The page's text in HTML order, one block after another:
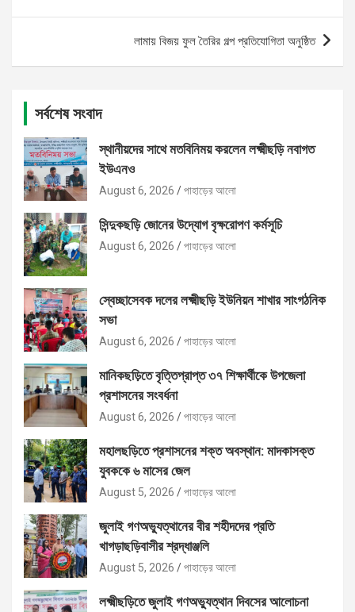
লামায় বিজয় ফুল তৈরির গল্প প্রতিযোগিতা অনুষ্ঠিত
সর্বশেষ সংবাদ
স্থানীয়দের সাথে মতবিনিময় করলেন লক্ষ্মীছড়ি নবাগত
ইউএনও
August 6, 2026 পাহাড়ের আলো
সিন্দুকছড়ি জোনের উদ্যোগ বৃক্ষরোপণ কর্মসূচি
August 6, 2026 পাহাড়ের আলো
স্বেচ্ছাসেবক দলের লক্ষ্মীছড়ি ইউনিয়ন শাখার সাংগঠনিক
সভা
August 6, 2026 পাহাড়ের আলো
মানিকছড়িতে বৃত্তিপ্রাপ্ত ৩৭ শিক্ষার্থীকে উপজেলা
প্রশাসনের সংবর্ধনা
August 6, 2026 পাহাড়ের আলো
মহালছড়িতে প্রশাসনের শক্ত অবস্থান: মাদকাসক্ত
যুবককে ৬ মাসের জেল
August 5, 2026 পাহাড়ের আলো
জুলাই গণঅভ্যুত্থানের বীর শহীদদের প্রতি
খাগড়াছড়িবাসীর শ্রদ্ধাঞ্জলি
August 5, 2026 পাহাড়ের আলো
লক্ষ্মীছড়িতে জুলাই গণঅভ্যুত্থান দিবসের আলোচনা